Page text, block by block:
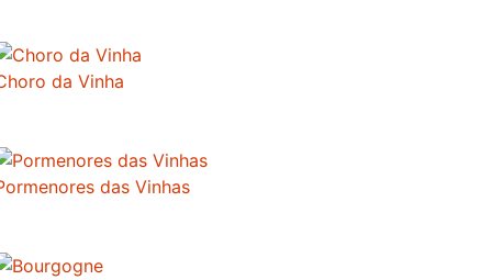
da Vinha
das Vinhas